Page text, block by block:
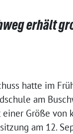
erhält
hatte im
am
Größe von
am 12.